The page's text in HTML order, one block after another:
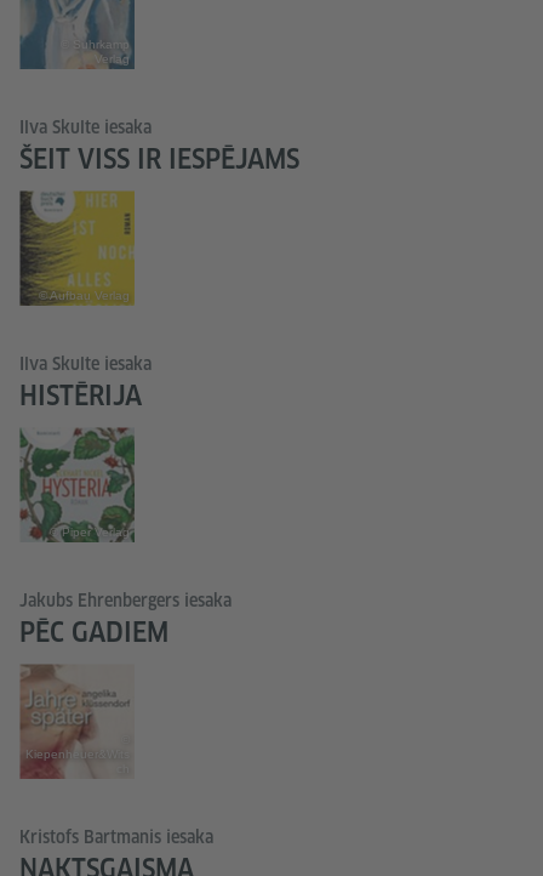
© Suhrkamp
Verlag
Ilva Skulte iesaka
ŠEIT VISS IR IESPĒJAMS
© Aufbau Verlag
Ilva Skulte iesaka
HISTĒRIJA
© Piper Verlag
Jakubs Ehrenbergers iesaka
PĒC GADIEM
Kiepenheuer&Wits
Kristofs Bartmanis iesaka
NAKTSGAISMA